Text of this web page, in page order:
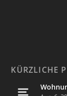
KÜRZLICHE